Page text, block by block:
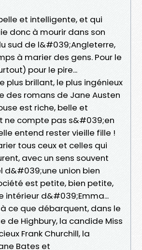
et intelligente, et qui
donc à mourir dans son
sud de l&#039;Angleterre,
à marier des gens. Pour le
pour le pire...
plus brillant, le plus ingénieux
des romans de Jane Austen
est riche, belle et
ne compte pas s&#039;en
entend rester vieille fille !
tous ceux et celles qui
avec un sens souvent
d&#039;une union bien
est petite, bien petite,
intérieur d&#039;Emma...
ce que débarquent, dans le
de Highbury, la candide Miss
Frank Churchill, la
Bates et